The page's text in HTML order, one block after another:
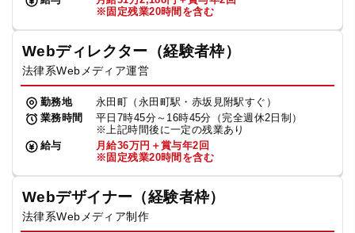
※固定残業20時間を含む
Webディレクター（経験者枠）
法律系Webメディア運営
勤務地
永田町（永田町駅・赤坂見附駅すぐ）
業務時間
平日7時45分～16時45分（完全週休2日制）
※上記時間後に一定の残業あり
給与
月給36万円＋賞与年2回
※固定残業20時間を含む
Webデザイナー（経験者枠）
法律系Webメディア制作